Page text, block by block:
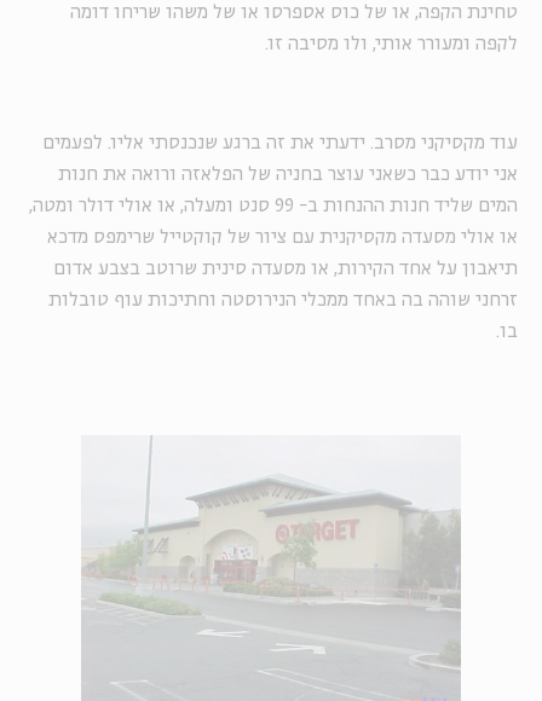
טחינת הקפה, או של כוס אספרסו או של משהו שריחו דומה
לקפה ומעורר אותי, ולו מסיבה זו.
עוד מקסיקני מסרב. ידעתי את זה ברגע שנכנסתי אליו. לפעמים
אני יודע כבר כשאני עוצר בחניה של הפלאזה ורואה את חנות
המים שליד חנות ההנחות ב- 99 סנט ומעלה, או אולי דולר ומטה,
או אולי מסעדה מקסיקנית עם ציור של קוקטייל שרימפס מדכא
תיאבון על אחד הקירות, או מסעדה סינית שרוטב בצבע אדום
זרחני שוהה בה באחד ממכלי הנירוסטה וחתיכות עוף טובלות
בו.